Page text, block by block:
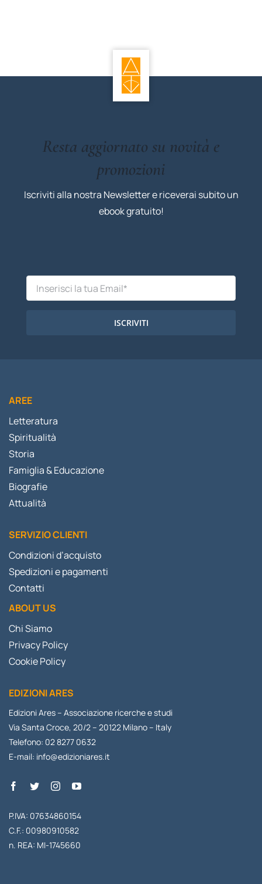
Resta aggiornato su novità e
promozioni
Iscriviti alla nostra Newsletter e riceverai subito un
ebook gratuito!
ISCRIVITI
AREE
Letteratura
Spiritualità
Storia
Famiglia & Educazione
Biografie
Attualità
SERVIZIO CLIENTI
Condizioni d’acquisto
Spedizioni e pagamenti
Contatti
ABOUT US
Chi Siamo
Privacy Policy
Cookie Policy
EDIZIONI ARES
Edizioni Ares – Associazione ricerche e studi
Via Santa Croce, 20/2 – 20122 Milano – Italy
Telefono: 02 8277 0632
E-mail: info@edizioniares.it
P.IVA: 07634860154
C.F.: 00980910582
n. REA: MI-1745660